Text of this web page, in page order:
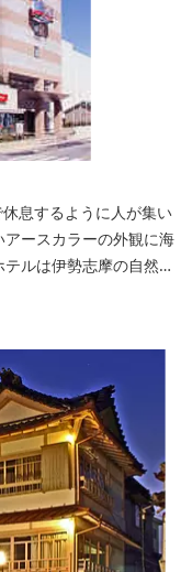
息するように人が集い
ースカラーの外観に海
ルは伊勢志摩の自然保
備えています。 和食・
宿泊のお客様は途中出
けます。